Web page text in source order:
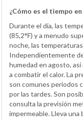
¿Cómo es el tiempo
Durante el día, las
(85,2°F) y a menudo
noche, las
Independientemente
humedad en agosto, así
a combatir el calor. La
son comunes periodos
por las tardes. Son
consulta la previsión
impermeable. Lleva